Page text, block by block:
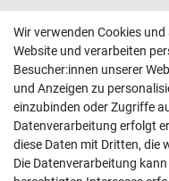
Telefonische
02381 9878909
Mo-Fr, 9:00 - 18:00 Uhr
Sa, 9:00 - 13:00 Uhr
Kundenkonto
Wir verwenden Cookies
Website und verarbeiten
Besucher:innen unserer
und Anzeigen zu
einzubinden oder Zugriffe
Datenverarbeitung erfolgt
diese Daten mit Dritten, die
Die Datenverarbeitung